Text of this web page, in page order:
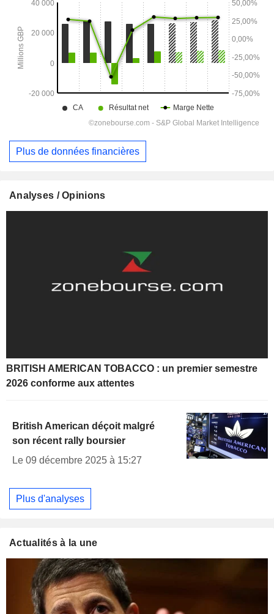
Plus de données financières
Analyses / Opinions
BRITISH AMERICAN TOBACCO : un premier semestre
2026 conforme aux attentes
British American déçoit malgré
son récent rally boursier
Le 09 décembre 2025 à 15:27
Plus d'analyses
Actualités à la une